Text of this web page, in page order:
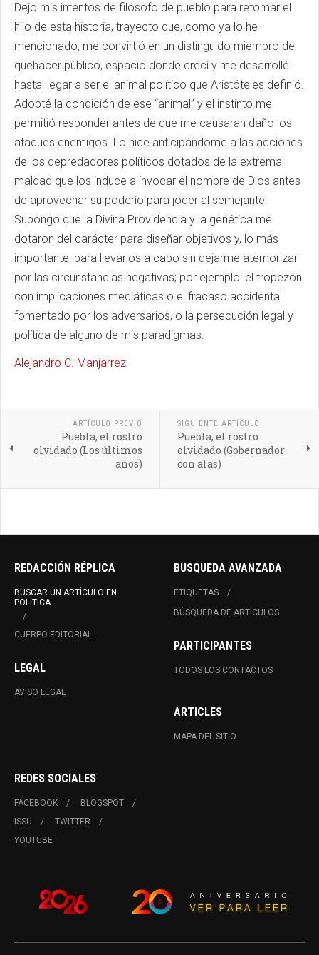
Dejo mis intentos de filósofo de pueblo para retomar el
hilo de esta historia, trayecto que, como ya lo he
mencionado, me convirtió en un distinguido miembro del
quehacer público, espacio donde crecí y me desarrollé
hasta llegar a ser el animal político que Aristóteles definió.
Adopté la condición de ese “animal” y el instinto me
permitió responder antes de que me causaran daño los
ataques enemigos. Lo hice anticipándome a las acciones
de los depredadores políticos dotados de la extrema
maldad que los induce a invocar el nombre de Dios antes
de aprovechar su poderío para joder al semejante.
Supongo que la Divina Providencia y la genética me
dotaron del carácter para diseñar objetivos y, lo más
importante, para llevarlos a cabo sin dejarme atemorizar
por las circunstancias negativas; por ejemplo: el tropezón
con implicaciones mediáticas o el fracaso accidental
fomentado por los adversarios, o la persecución legal y
política de alguno de mis paradigmas.
Alejandro C. Manjarrez
ARTÍCULO PREVIO
Puebla, el rostro
olvidado (Los últimos
años)
SIGUIENTE ARTÍCULO
Puebla, el rostro
olvidado (Gobernador
con alas)
REDACCIÓN RÉPLICA
BUSCAR UN ARTÍCULO EN
POLÍTICA
CUERPO EDITORIAL
LEGAL
AVISO LEGAL
BUSQUEDA AVANZADA
ETIQUETAS
BÚSQUEDA DE ARTÍCULOS
PARTICIPANTES
TODOS LOS CONTACTOS
ARTICLES
MAPA DEL SITIO
REDES SOCIALES
FACEBOOK
BLOGSPOT
ISSU
TWITTER
YOUTUBE